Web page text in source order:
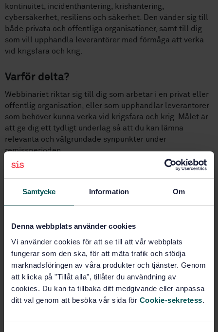
Samtycke Information Om
Denna webbplats använder cookies
Vi använder cookies för att se till att vår webbplats
fungerar som den ska, för att mäta trafik och stödja
marknadsföringen av våra produkter och tjänster. Genom
att klicka på "Tillåt alla", tillåter du användning av
cookies. Du kan ta tillbaka ditt medgivande eller anpassa
ditt val genom att besöka vår sida för Cookie-sekretess.
kontinuitet, incidenthantering, krishantering,
cybersäkerhet, resiliens och säkerhet. Den vänder sig till
både privata och offentliga organisationer, samt till dig
som vill upphandla leverantörer med förmåga att verka
vid krigsfara och krig.
Varför delta?
Webbinariet riktar sig till dig som arbetar i en privat eller
offentlig organisation, eller som upphandlar leverantörer
som behöver kunna verka vid krigsfara och krig. Målet är
att ge dig ett tydligt underlag så att du kan lämna
relevanta och välgrundade synpunkter under
remissperioden.
Delta för att få en samlad överblick på standardförslaget
och ställ dina frågor direkt till experterna bakom
Agenda
Vad är en standard och vad är bakgrunden till denna
Talare